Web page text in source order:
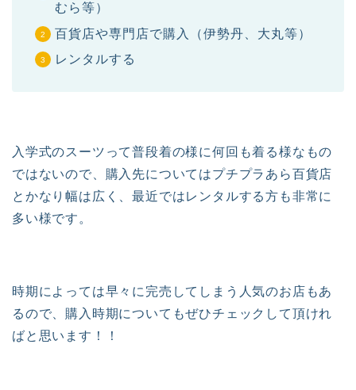
むら等）
百貨店や専門店で購入（伊勢丹、大丸等）
レンタルする
入学式のスーツって普段着の様に何回も着る様なもの
ではないので、購入先についてはプチプラあら百貨店
とかなり幅は広く、最近ではレンタルする方も非常に
多い様です。
時期によっては早々に完売してしまう人気のお店もあ
るので、購入時期についてもぜひチェックして頂けれ
ばと思います！！